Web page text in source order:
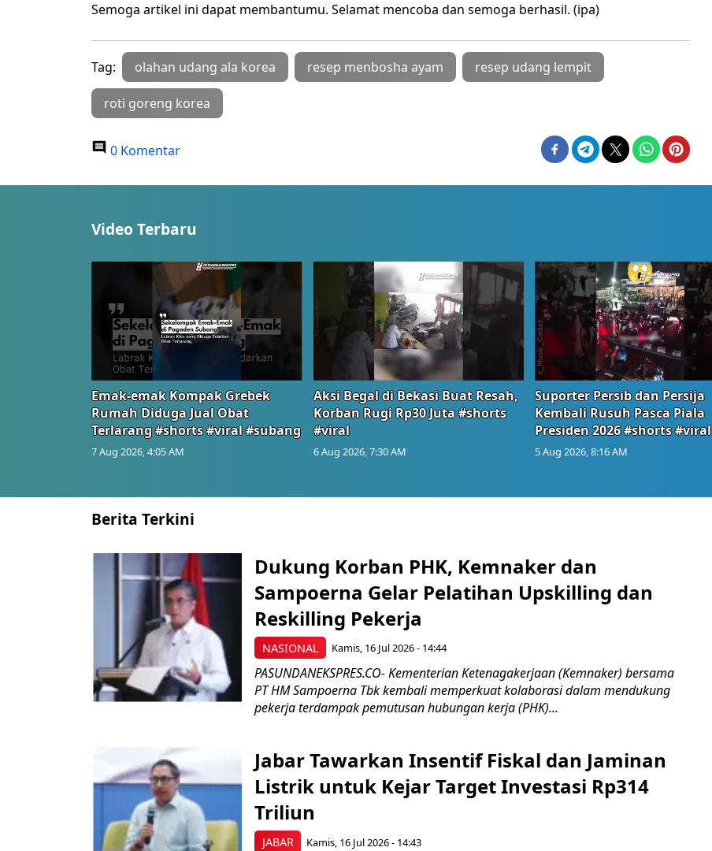
Semoga artikel ini dapat membantumu. Selamat mencoba dan semoga berhasil. (ipa)
Tag: olahan udang ala korea resep menbosha ayam resep udang lempit
roti goreng korea
0 Komentar
Video Terbaru
Emak-emak Kompak Grebek
Rumah Diduga Jual Obat
Terlarang #shorts #viral #subang
7 Aug 2026, 4:05 AM
Aksi Begal di Bekasi Buat Resah,
Korban Rugi Rp30 Juta #shorts
#viral
6 Aug 2026, 7:30 AM
Suporter Persib dan Persija
Kembali Rusuh Pasca Piala
Presiden 2026 #shorts #viral
5 Aug 2026, 8:16 AM
Berita Terkini
NASIONAL
Dukung Korban PHK, Kemnaker dan
Sampoerna Gelar Pelatihan Upskilling dan
Reskilling Pekerja
Kamis, 16 Jul 2026 - 14:44
PASUNDANEKSPRES.CO- Kementerian Ketenagakerjaan (Kemnaker) bersama
PT HM Sampoerna Tbk kembali memperkuat kolaborasi dalam mendukung
pekerja terdampak pemutusan hubungan kerja (PHK)...
JABAR
Jabar Tawarkan Insentif Fiskal dan Jaminan
Listrik untuk Kejar Target Investasi Rp314
Triliun
Kamis, 16 Jul 2026 - 14:43